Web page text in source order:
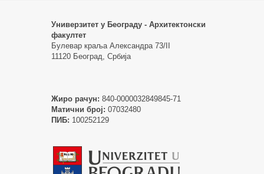
Универзитет у Београду - Архитектонски
факултет
Булевар краља Александра 73/II
11120 Београд, Србија
Жиро рачун: 840-0000032849845-71
Матични број: 07032480
ПИБ: 100252129